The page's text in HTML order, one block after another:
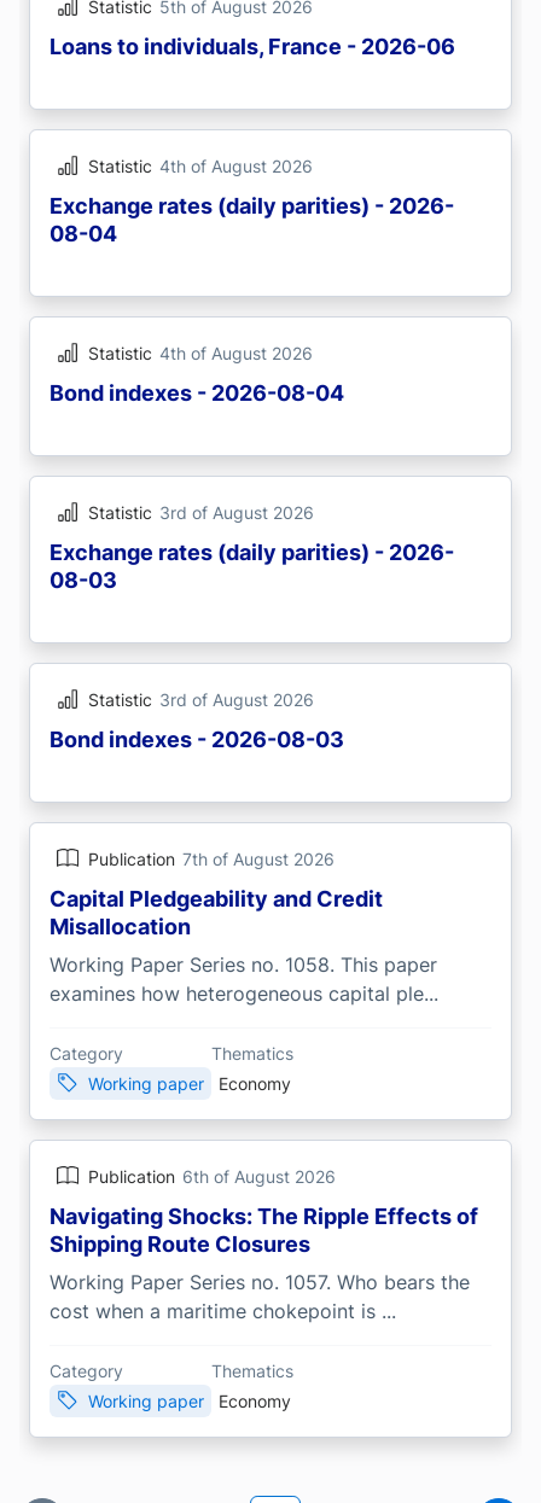
Statistic 5th of August 2026
Loans to individuals, France - 2026-06
Statistic 4th of August 2026
Exchange rates (daily parities) - 2026-
08-04
Statistic 4th of August 2026
Bond indexes - 2026-08-04
Statistic 3rd of August 2026
Exchange rates (daily parities) - 2026-
08-03
Statistic 3rd of August 2026
Bond indexes - 2026-08-03
Publication 7th of August 2026
Capital Pledgeability and Credit
Misallocation
Working Paper Series no. 1058. This paper
examines how heterogeneous capital ple...
Category
Working paper
Thematics
Economy
Publication 6th of August 2026
Navigating Shocks: The Ripple Effects of
Shipping Route Closures
Working Paper Series no. 1057. Who bears the
cost when a maritime chokepoint is ...
Category
Working paper
Thematics
Economy